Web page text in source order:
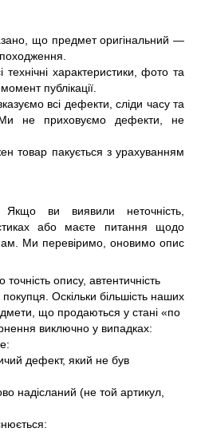
що предмет оригінальний —
характеристики, фото та
публікації.
всі дефекти, сліди часу та
Ми не приховуємо дефекти, не
товар пакується з урахуванням
ви виявили неточність,
або маєте питання щодо
Ми перевіримо, оновимо опис
опису, автентичність
Оскільки більшість наших
що продаються у стані «по
виключно у випадках:
дефект, який не був
надісланий (не той артикул,